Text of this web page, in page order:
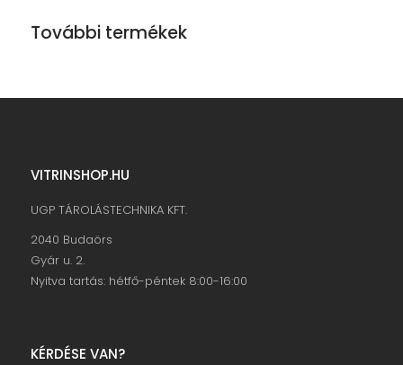
További termékek
VITRINSHOP.HU
UGP TÁROLÁSTECHNIKA KFT.
2040 Budaörs
Gyár u. 2.
Nyitva tartás: hétfő-péntek 8:00-16:00
KÉRDÉSE VAN?